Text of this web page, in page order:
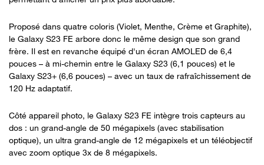
Proposé dans quatre coloris (Violet, Menthe, Crème et Graphite),
le Galaxy S23 FE arbore donc le même design que son grand
frère. Il est en revanche équipé d'un écran AMOLED de 6,4
pouces – à mi-chemin entre le Galaxy S23 (6,1 pouces) et le
Galaxy S23+ (6,6 pouces) – avec un taux de rafraîchissement de
120 Hz adaptatif.
Côté appareil photo, le Galaxy S23 FE intègre trois capteurs au
dos : un grand-angle de 50 mégapixels (avec stabilisation
optique), un ultra grand-angle de 12 mégapixels et un téléobjectif
avec zoom optique 3x de 8 mégapixels.